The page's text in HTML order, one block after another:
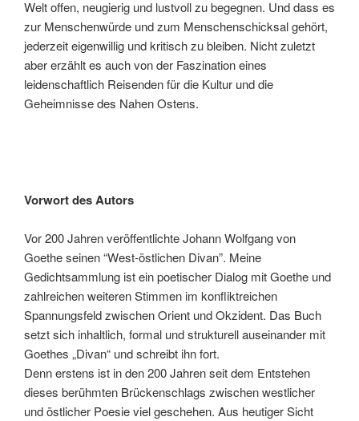
Welt offen, neugierig und lustvoll zu begegnen. Und dass es
zur Menschenwürde und zum Menschenschicksal gehört,
jederzeit eigenwillig und kritisch zu bleiben. Nicht zuletzt
aber erzählt es auch von der Faszination eines
leidenschaftlich Reisenden für die Kultur und die
Geheimnisse des Nahen Ostens.
Vorwort des Autors
Vor 200 Jahren veröffentlichte Johann Wolfgang von
Goethe seinen “West-östlichen Divan”. Meine
Gedichtsammlung ist ein poetischer Dialog mit Goethe und
zahlreichen weiteren Stimmen im konfliktreichen
Spannungsfeld zwischen Orient und Okzident. Das Buch
setzt sich inhaltlich, formal und strukturell auseinander mit
Goethes „Divan“ und schreibt ihn fort.
Denn erstens ist in den 200 Jahren seit dem Entstehen
dieses berühmten Brückenschlags zwischen westlicher
und östlicher Poesie viel geschehen. Aus heutiger Sicht